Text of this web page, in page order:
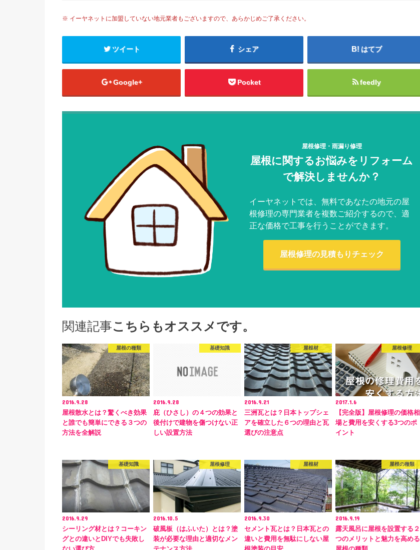
※ イーヤネットに加盟していない地元業者もございますので、あらかじめご了承ください。
ツイート シェア はてブ
Google+ Pocket feedly
屋根修理・雨漏り修理
屋根に関するお悩みをリフォーム
で解決しませんか？
イーヤネットでは、無料であなたの地元の屋
根修理の専門業者を複数ご紹介するので、適
正な価格で工事を行うことができます。
屋根修理の見積もりチェック
関連記事こちらもオススメです。
屋根の種類
2016.9.28
屋根散水とは？驚くべき効果
と誰でも簡単にできる３つの
方法を全解説
基礎知識
2016.9.28
庇（ひさし）の４つの効果と
後付けで建物を傷つけない正
しい設置方法
屋根材
2016.9.21
三洲瓦とは？日本トップシェ
アを確立した６つの理由と瓦
選びの注意点
屋根修理
2017.1.6
【完全版】屋根修理の価格相
場と費用を安くする3つのポ
イント
基礎知識
2016.9.29
シーリング材とは？コーキン
グとの違いとDIYでも失敗し
屋根修理
2016.10.5
破風板（はふいた）とは？塗
装が必要な理由と適切なメン
屋根材
2016.9.30
セメント瓦とは？日本瓦との
違いと費用を無駄にしない屋
屋根の種類
2016.9.19
露天風呂に屋根を設置する２
つのメリットと魅力を高める